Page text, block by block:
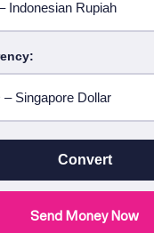
Convert
Send Money Now